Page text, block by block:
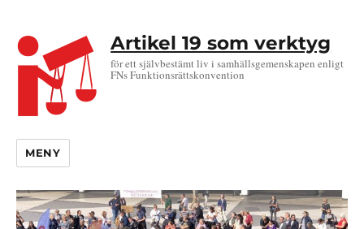
Artikel 19 som verktyg
för ett självbestämt liv i samhällsgemenskapen enligt
FNs Funktionsrättskonvention
MENY